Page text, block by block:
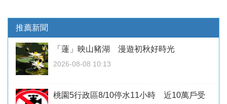
推薦新聞
「蓮」映山豬湖 漫遊初秋好時光
2026-08-08 10:13
桃園5行政區8/10停水11小時 近10萬戶受